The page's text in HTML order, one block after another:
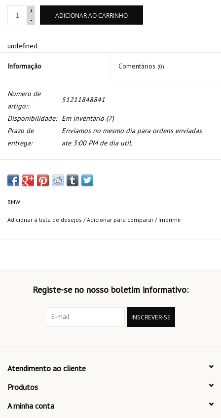
+
-
ADICIONAR AO CARRINHO
undefined
Informação Comentários (0)
Numero de
artigo::
51211848841
Disponibilidade: Em inventário (7)
Prazo de
entrega:
Enviamos no mesmo dia para ordens enviadas
ate 3:00 PM de dia util.
BMW
Adicionar à lista de desejos /Adicionar para comparar / Imprimir
Registe-se no nosso boletim informativo:
INSCREVER-SE
Atendimento ao cliente
Produtos
A minha conta